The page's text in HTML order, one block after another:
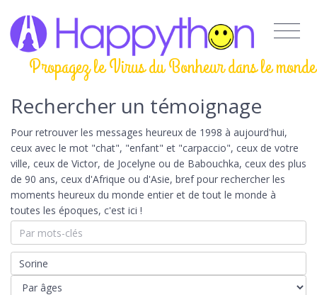
Propagez le Virus du Bonheur dans le monde
Rechercher un témoignage
Pour retrouver les messages heureux de 1998 à aujourd'hui,
ceux avec le mot "chat", "enfant" et "carpaccio", ceux de votre
ville, ceux de Victor, de Jocelyne ou de Babouchka, ceux des plus
de 90 ans, ceux d'Afrique ou d'Asie, bref pour rechercher les
moments heureux du monde entier et de tout le monde à
toutes les époques, c'est ici !